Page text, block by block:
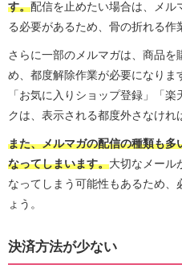
す。配信を止めたい場合は、メル
る必要があるため、骨の折れる作
さらに一部のメルマガは、商品を
め、都度解除作業が必要になりま
「お気に入りショップ登録」「
クは、表示される都度外さなけれ
また、メルマガの配信の種類も
なってしまいます。大切なメール
なってしまう可能性もあるため、
ょう。
決済方法が少ない